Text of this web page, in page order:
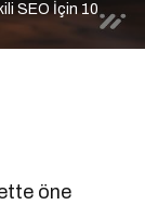
SEO İçin 10
öne